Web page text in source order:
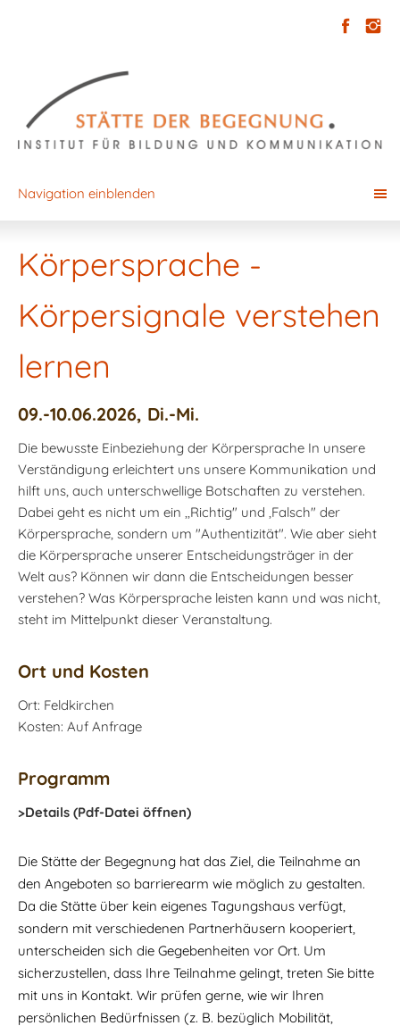
Navigation einblenden
Körpersprache -
Körpersignale verstehen
lernen
09.-10.06.2026, Di.-Mi.
Die bewusste Einbeziehung der Körpersprache In unsere
Verständigung erleichtert uns unsere Kommunikation und
hilft uns, auch unterschwellige Botschaften zu verstehen.
Dabei geht es nicht um ein ,,Richtig" und ,Falsch" der
Körpersprache, sondern um "Authentizität". Wie aber sieht
die Körpersprache unserer Entscheidungsträger in der
Welt aus? Können wir dann die Entscheidungen besser
verstehen? Was Körpersprache leisten kann und was nicht,
steht im Mittelpunkt dieser Veranstaltung.
Ort und Kosten
Ort: Feldkirchen
Kosten: Auf Anfrage
Programm
>Details (Pdf-Datei öffnen)
Die Stätte der Begegnung hat das Ziel, die Teilnahme an
den Angeboten so barrierearm wie möglich zu gestalten.
Da die Stätte über kein eigenes Tagungshaus verfügt,
sondern mit verschiedenen Partnerhäusern kooperiert,
unterscheiden sich die Gegebenheiten vor Ort. Um
sicherzustellen, dass Ihre Teilnahme gelingt, treten Sie bitte
mit uns in Kontakt. Wir prüfen gerne, wie wir Ihren
persönlichen Bedürfnissen (z. B. bezüglich Mobilität,